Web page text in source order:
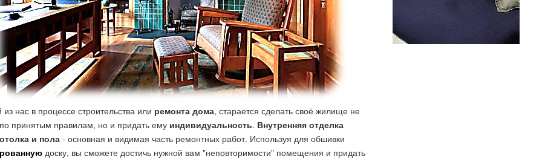
нас в процессе строительства или ремонта дома, старается сделать своё жилище не
принятым правилам, но и придать ему индивидуальность. Внутренняя отделка
и пола- основная и видимая часть ремонтных работ. Используя для обшивки
доску, вы сможете достичь нужной вам "неповторимости" помещения и придать